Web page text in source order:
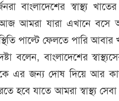
বাংলাদেশের স্বাস্থ্য
আমরা যারা এখানে বসে
পাল্টে ফেলতে পারি আবার
বলেন, বাংলাদেশের
এর জন্য দোষ দিয়ে আর কাজ
হবে যাতে আমরা স্বাস্থ্য